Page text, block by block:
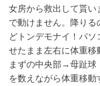
女房から救出して貰い
で動けません。降りる
どトンデモナイ！パ
せたまま左右に体重移
まずの中央部→母趾球
を数えながら体重移